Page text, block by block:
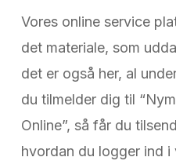
Vores online service
det materiale, som
det er også her, al
du tilmelder dig til
Online”, så får du
hvordan du logger ind i